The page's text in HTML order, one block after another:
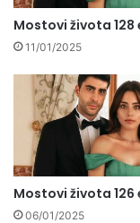
Mostovi života 128
11/01/2025
Mostovi života 126
06/01/2025